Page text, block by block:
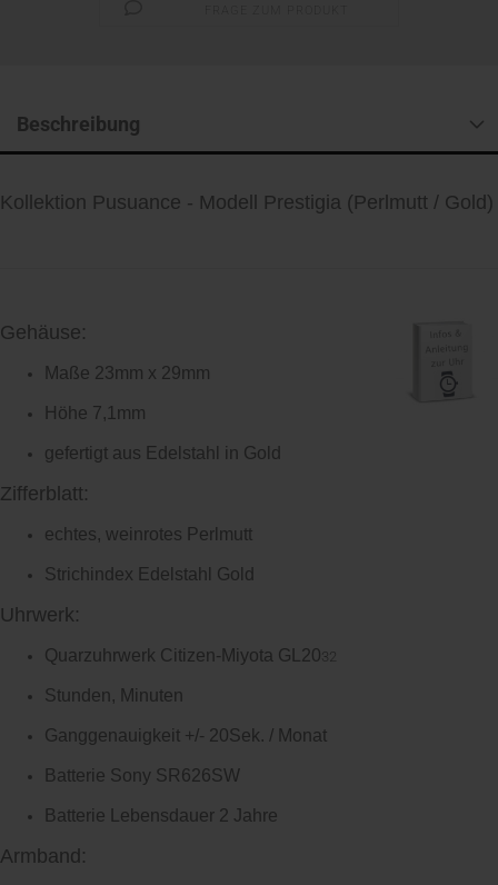
Beschreibung
Kollektion Pusuance - Modell Prestigia (Perlmutt / Gold)
Gehäuse:
Maße 23mm x 29mm
Höhe 7,1mm
gefertigt aus Edelstahl in Gold
Zifferblatt:
echtes, weinrotes Perlmutt
Strichindex Edelstahl Gold
Uhrwerk:
Quarzuhrwerk Citizen-Miyota GL20 32
Stunden, Minuten
Ganggenauigkeit +/- 20Sek. / Monat
Batterie Sony SR626SW
Batterie Lebensdauer 2 Jahre
Armband: